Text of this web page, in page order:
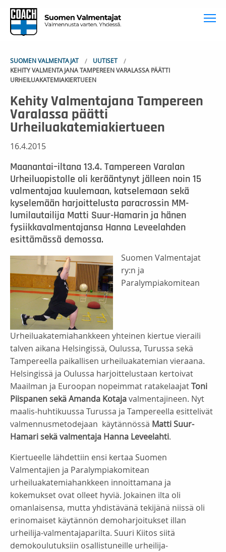
SUOMEN VALMENTAJAT
UUTISET
KEHITY VALMENTAJANA TAMPEREEN VARALASSA PÄÄTTI
URHEILUAKATEMIAKIERTUEEN
Kehity Valmentajana Tampereen
Varalassa päätti
Urheiluakatemiakiertueen
16.4.2015
Maanantai–iltana 13.4. Tampereen Varalan
Urheiluopistolle oli kerääntynyt jälleen noin 15
valmentajaa kuulemaan, katselemaan sekä
kyselemään harjoittelusta paracrossin MM-
lumilautailija Matti Suur-Hamarin ja hänen
fysiikkavalmentajansa Hanna Leveelahden
esittämässä demossa.
Suomen Valmentajat
ry:n ja
Paralympiakomitean
Urheiluakatemiahankkeen yhteinen kiertue vieraili
talven aikana Helsingissä, Oulussa, Turussa sekä
Tampereella paikallisen urheiluakatemian vieraana.
Helsingissä ja Oulussa harjoittelustaan kertoivat
Maailman ja Euroopan nopeimmat ratakelaajatToni
Piispanen sekä Amanda Kotajavalmentajineen. Nyt
maalis-huhtikuussa Turussa ja Tampereella esittelivät
valmennusmetodejaan käytännössä Matti Suur-
Hamari sekä valmentaja Hanna Leveelahti.
Kiertueelle lähdettiin ensi kertaa Suomen
Valmentajien ja Paralympiakomitean
urheiluakatemiahankkeen innoittamana ja
kokemukset ovat olleet hyviä. Jokainen ilta oli
omanlaisensa, mutta yhdistävänä tekijänä niissä oli
erinomaiset käytännön demoharjoitukset illan
urheilija-valmentajaparilta. Suuri Kiitos siitä
demokoulutuksiin osallistuneille urheilija-